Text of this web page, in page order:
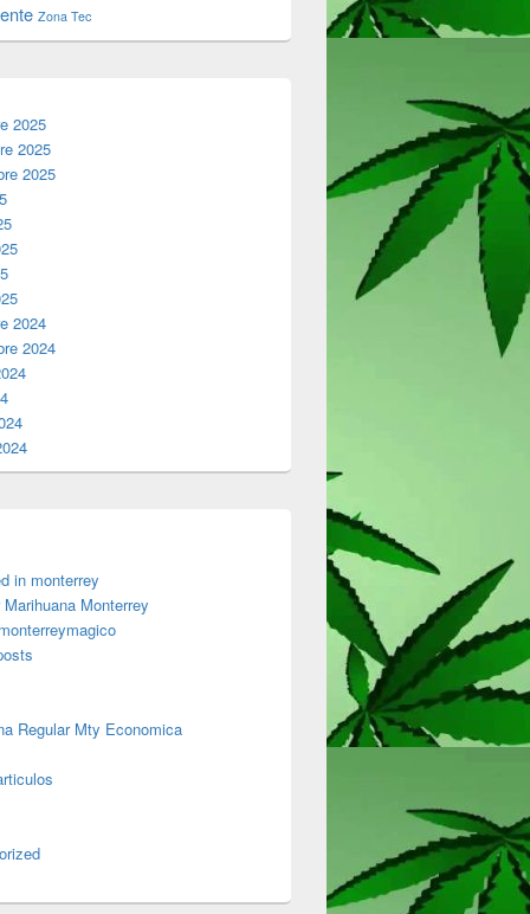
Zona Tec
2025
2025
2025
2024
2024
in monterrey
Monterrey
Regular Mty Economica